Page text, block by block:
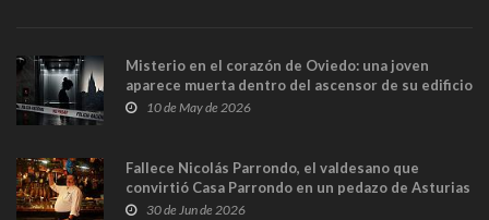
Misterio en el corazón de Oviedo: una joven
aparece muerta dentro del ascensor de su edificio
y las cámaras captan sus últimos minutos
10 de May de 2026
Fallece Nicolás Parrondo, el valdesano que
convirtió Casa Parrondo en un pedazo de Asturias
en Madrid
30 de Jun de 2026